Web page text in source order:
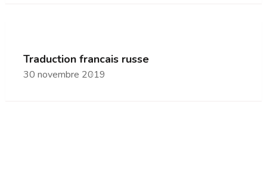
Traduction francais russe
30 novembre 2019